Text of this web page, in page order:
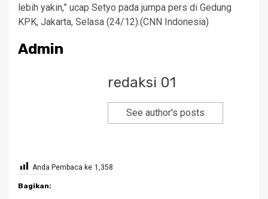
lebih yakin,” ucap Setyo pada jumpa pers di Gedung
KPK, Jakarta, Selasa (24/12).(CNN Indonesia)
Admin
redaksi 01
See author's posts
Anda Pembaca ke 1,358
Bagikan: